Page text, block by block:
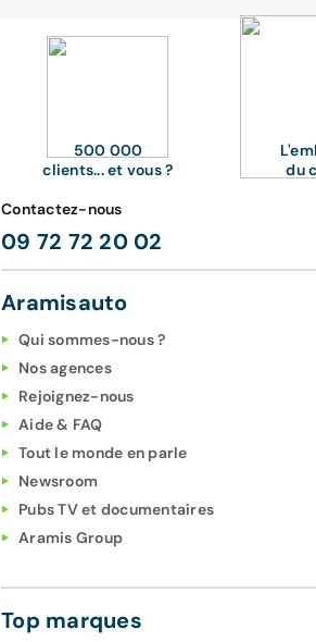
500 000
clients... et vous ?
du
Contactez-nous
09 72 72 20 02
Aramisauto
Qui sommes-nous ?
Nos agences
Rejoignez-nous
Aide & FAQ
Tout le monde en parle
Newsroom
Pubs TV et documentaires
Aramis Group
Top marques